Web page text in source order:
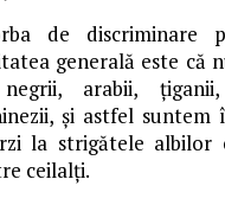
de discriminare
generală este că
negrii, arabii,
și astfel suntem
la strigătele albilor
ceilalți.